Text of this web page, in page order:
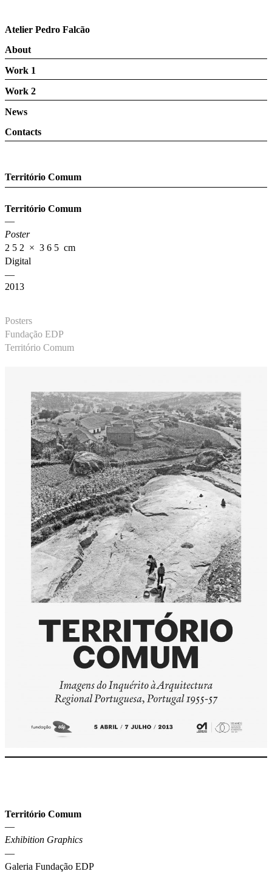
Atelier Pedro Falcão
About
Work 1
Work 2
News
Contacts
Território Comum
Território Comum
—
Poster
2 5 2 × 3 6 5 cm
Digital
—
2013
Posters
Fundação EDP
Território Comum
Território Comum
—
Exhibition Graphics
—
Galeria Fundação EDP